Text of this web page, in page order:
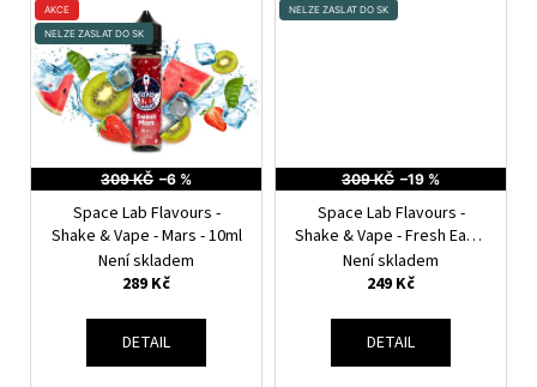
AKCE
NELZE ZASLAT DO SK
309 KČ –6 %
Space Lab Flavours -
Shake & Vape - Mars - 10ml
Není skladem
289 Kč
DETAIL
NELZE ZASLAT DO SK
309 KČ –19 %
Space Lab Flavours -
Shake & Vape - Fresh Earth
- 10mlAnanas, Broskev,
Chladivá složka (ICE)
Není skladem
249 Kč
DETAIL